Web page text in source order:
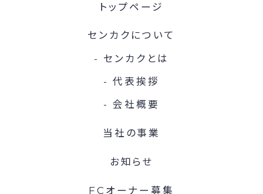
トップページ
センカクについて
センカクとは
代表挨拶
会社概要
当社の事業
お知らせ
FCオーナー募集